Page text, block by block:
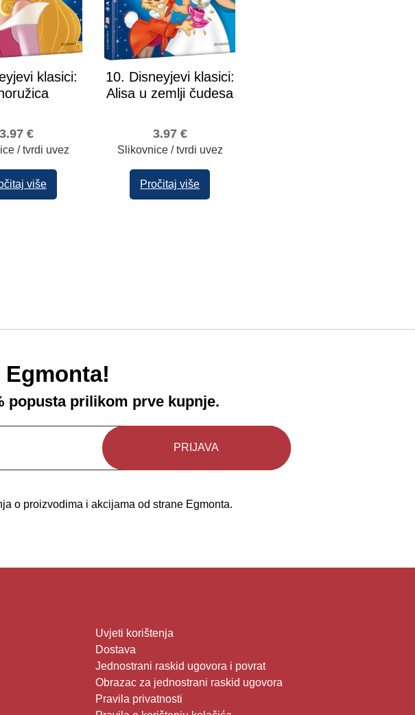
klasici:
3.97€
/ tvrdi uvez
više
10. Disneyjevi klasici:
Alisa u zemlji čudesa
3.97 €
Slikovnice / tvrdi uvez
Pročitaj više
popusta prilikom prve kupnje.
o proizvodima i akcijama od strane Egmonta.
Uvjeti korištenja
Dostava
Jednostrani raskid ugovora i povrat
Obrazac za jednostrani raskid ugovora
Pravila privatnosti